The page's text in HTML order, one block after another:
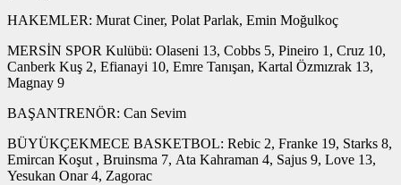
HAKEMLER: Murat Ciner, Polat Parlak, Emin Moğulkoç
MERSİN SPOR Kulübü: Olaseni 13, Cobbs 5, Pineiro 1, Cruz 10,
Canberk Kuş 2, Efianayi 10, Emre Tanışan, Kartal Özmızrak 13,
Magnay 9
BAŞANTRENÖR: Can Sevim
BÜYÜKÇEKMECE BASKETBOL: Rebic 2, Franke 19, Starks 8,
Emircan Koşut , Bruinsma 7, Ata Kahraman 4, Sajus 9, Love 13,
Yesukan Onar 4, Zagorac